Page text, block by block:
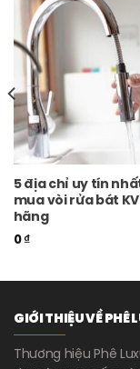
5 địa chỉ uy tín
mua vòi rửa bát
hãng
0₫
GIỚI THIỆU VỀ PHÊ
Thương hiệu Phê